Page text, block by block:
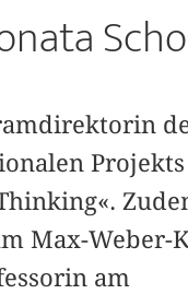
Max-Weber-
am